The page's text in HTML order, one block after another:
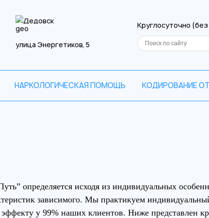
Дедовск
улица Энергетиков, 5
Круглосуточно
НАРКОЛОГИЧЕСКАЯ ПОМОЩЬ КОДИРОВАНИЕ
определяется исходя из индивидуальных
зависимого. Мы практикуем
у 99% наших клиентов. Ниже представлен
свяжется с вами в самое